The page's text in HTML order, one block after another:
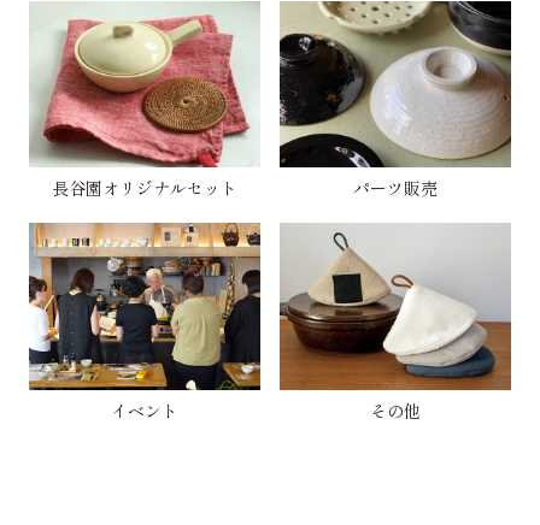
長谷園オリジナルセット パーツ販売
イベント その他